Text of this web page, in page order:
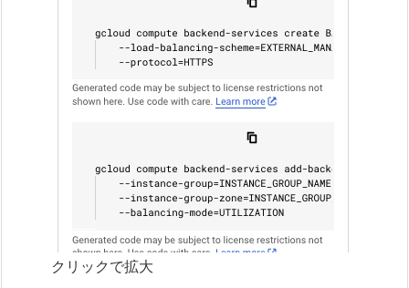
クリックで拡大